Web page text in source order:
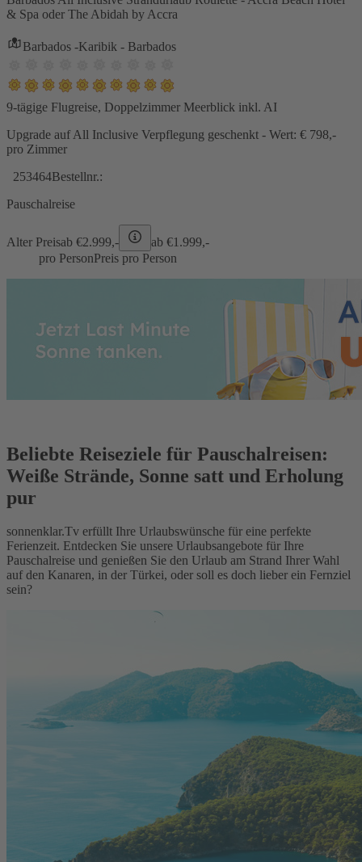
& Spa oder The Abidah by Accra
Barbados -Karibik - Barbados
9-tägige Flugreise, Doppelzimmer Meerblick inkl. AI
Upgrade auf All Inclusive Verpflegung geschenkt - Wert: € 798,-
pro Zimmer
253464Bestellnr.:
Pauschalreise
Alter Preisab €2.999,- ab €1.999,-
pro PersonPreis pro Person
Beliebte Reiseziele für Pauschalreisen:
Weiße Strände, Sonne satt und Erholung
pur
sonnenklar.Tv erfüllt Ihre Urlaubswünsche für eine perfekte
Ferienzeit. Entdecken Sie unsere Urlaubsangebote für Ihre
Pauschalreise und genießen Sie den Urlaub am Strand Ihrer Wahl
auf den Kanaren, in der Türkei, oder soll es doch lieber ein Fernziel
sein?